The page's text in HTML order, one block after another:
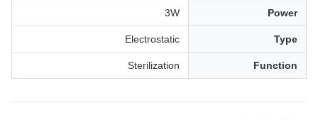
Power
3W
Type
Electrostatic
Function
Sterilization